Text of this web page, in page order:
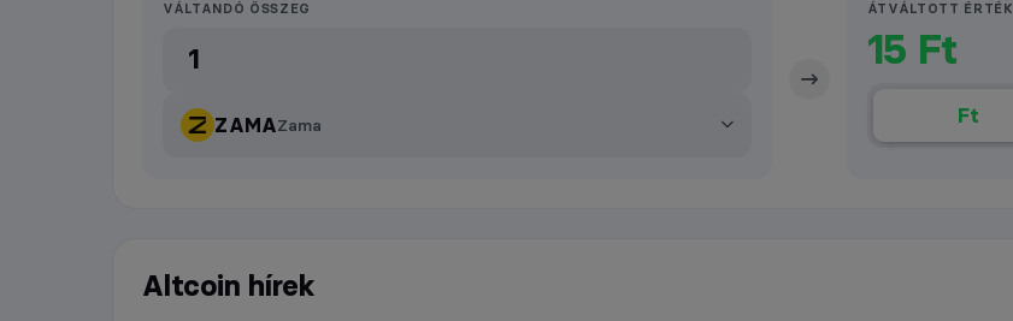
VÁLTANDÓ ÖSSZEG
ZAMAZama
ÁTVÁLTOTT ÉRTÉK
15 Ft
Ft
Altcoin hírek